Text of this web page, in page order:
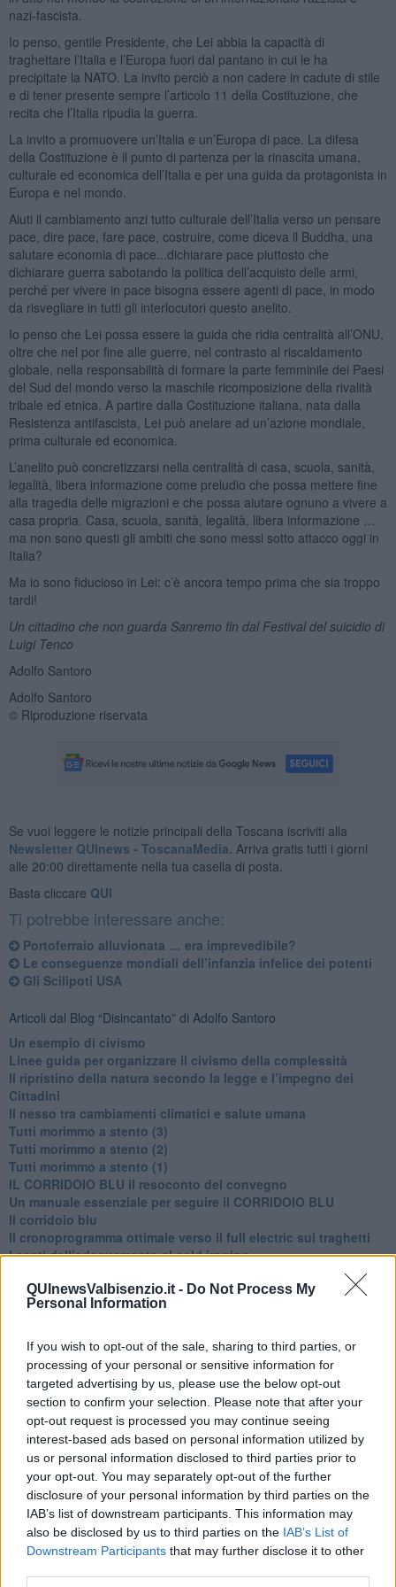
QUInewsValbisenzio.it - Do Not Process My
Personal Information
If you wish to opt-out of the sale, sharing to third parties, or
processing of your personal or sensitive information for
targeted advertising by us, please use the below opt-out
section to confirm your selection. Please note that after your
opt-out request is processed you may continue seeing
interest-based ads based on personal information utilized by
us or personal information disclosed to third parties prior to
your opt-out. You may separately opt-out of the further
disclosure of your personal information by third parties on the
IAB’s list of downstream participants. This information may
also be disclosed by us to third parties on the IAB’s List of
Downstream Participants that may further disclose it to other
nazi-fascista.
Io penso, gentile Presidente, che Lei abbia la capacità di
traghettare l’Italia e l’Europa fuori dal pantano in cui le ha
precipitate la NATO. La invito perciò a non cadere in cadute di stile
e di tener presente sempre l’articolo 11 della Costituzione, che
recita che l’Italia ripudia la guerra.
La invito a promuovere un’Italia e un’Europa di pace. La difesa
della Costituzione è il punto di partenza per la rinascita umana,
culturale ed economica dell’Italia e per una guida da protagonista in
Europa e nel mondo.
Aiuti il cambiamento anzi tutto culturale dell’Italia verso un pensare
pace, dire pace, fare pace, costruire, come diceva il Buddha, una
salutare economia di pace...dichiarare pace piuttosto che
dichiarare guerra sabotando la politica dell’acquisto delle armi,
perché per vivere in pace bisogna essere agenti di pace, in modo
da risvegliare in tutti gli interlocutori questo anelito.
Io penso che Lei possa essere la guida che ridia centralità all’ONU,
oltre che nel por fine alle guerre, nel contrasto al riscaldamento
globale, nella responsabilità di formare la parte femminile dei Paesi
del Sud del mondo verso la maschile ricomposizione della rivalità
tribale ed etnica. A partire dalla Costituzione italiana, nata dalla
Resistenza antifascista, Lei può anelare ad un’azione mondiale,
prima culturale ed economica.
L’anelito può concretizzarsi nella centralità di casa, scuola, sanità,
legalità, libera informazione come preludio che possa mettere fine
alla tragedia delle migrazioni e che possa aiutare ognuno a vivere a
casa propria. Casa, scuola, sanità, legalità, libera informazione …
ma non sono questi gli ambiti che sono messi sotto attacco oggi in
Italia?
Ma io sono fiducioso in Lei: c’è ancora tempo prima che sia troppo
tardi!
Un cittadino che non guarda Sanremo fin dal Festival del suicidio di
Luigi Tenco
Adolfo Santoro
Adolfo Santoro
© Riproduzione riservata
Se vuoi leggere le notizie principali della Toscana iscriviti alla
Newsletter QUInews - ToscanaMedia. Arriva gratis tutti i giorni
alle 20:00 direttamente nella tua casella di posta.
Basta cliccare QUI
Ti potrebbe interessare anche:
​Portoferraio alluvionata … era imprevedibile?
Le conseguenze mondiali dell’infanzia infelice dei potenti
​Gli Scilipoti USA
Articoli dal Blog “Disincantato” di Adolfo Santoro
​Un esempio di civismo
​Linee guida per organizzare il civismo della complessità
​Il ripristino della natura secondo la legge e l’impegno dei
Cittadini
Il nesso tra cambiamenti climatici e salute umana
Tutti morimmo a stento (3)
Tutti morimmo a stento (2)
​Tutti morimmo a stento (1)
IL CORRIDOIO BLU il resoconto del convegno
Un manuale essenziale per seguire il CORRIDOIO BLU
Il corridoio blu
​Il cronoprogramma ottimale verso il full electric sui traghetti
​I costi dell’adeguamento al cold ironing
Alcune domande da esordiente agli esperti che decidono le
sorti dell’Elba
Verso il full electric a gestione pubblica dei traghetti​
Trump e le sue guerre contro i deboli e contro la terra
​Le furbate elettorali della Meloni e la testardaggine
dell’opposizione
​Date loro l’Oscar al posto del Nobel per la Pace
L'umanizzazione dell'economia e della politica
​Dopo il diluvio dei NO: un patto intergenerazionale
​Un grandioso NO ai falchi teocratici e ai loro vassalli
La religione è la cocaina dei potenti
Donald e Bibi confinati nell’isola di St James?
L’italiano vero e la paura che al referendum vinca il No
​Complottismo o capitalismo globale?
​Ma, contessa, non si vergogna a continuare a guardare San
Scemo?
​Io non mi fiderei di chi promuove o consuma i riti collettivi